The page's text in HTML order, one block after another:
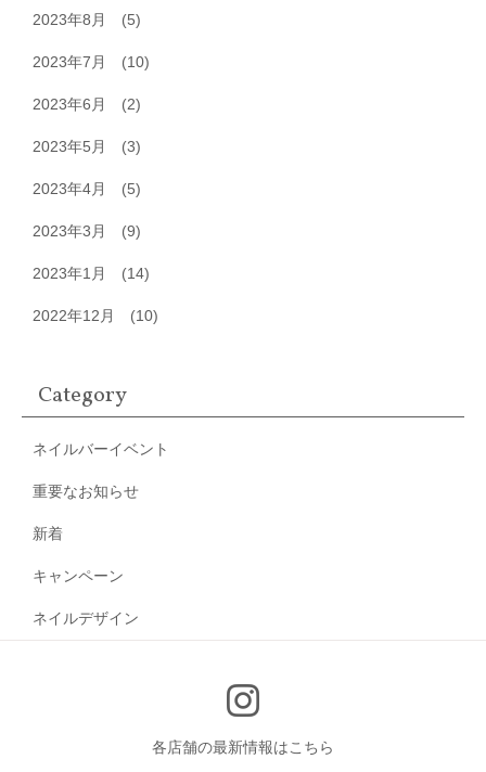
2023年8月 (5)
2023年7月 (10)
2023年6月 (2)
2023年5月 (3)
2023年4月 (5)
2023年3月 (9)
2023年1月 (14)
2022年12月 (10)
Category
ネイルバーイベント
重要なお知らせ
新着
キャンペーン
ネイルデザイン
各店舗の最新情報はこちら